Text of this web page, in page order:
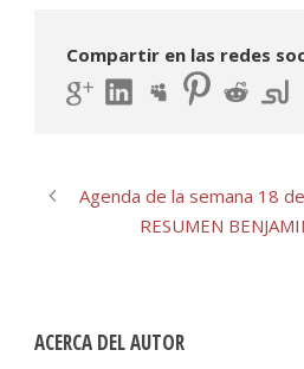
Compartir en las redes
Agenda de la semana 18
RESUMEN
ACERCA DEL AUTOR